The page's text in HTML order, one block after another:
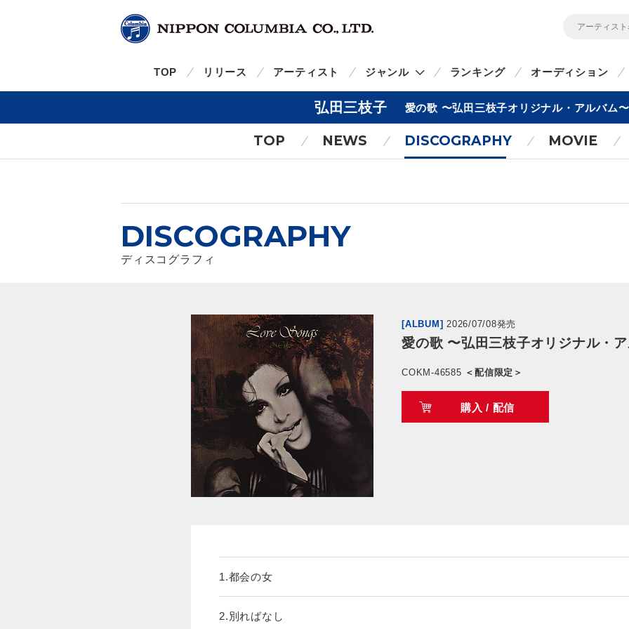
TOP リリース アーティスト ジャンル ランキング オーディション
弘田三枝子 愛の歌 〜弘田三枝子オリジナル・アルバム〜
TOP NEWS DISCOGRAPHY MOVIE
DISCOGRAPHY
ディスコグラフィ
[ALBUM] 2026/07/08発売
愛の歌 〜弘田三枝子オリジナル・
COKM-46585 ＜配信限定＞
購入 / 配信
1.都会の女
2.別ればなし